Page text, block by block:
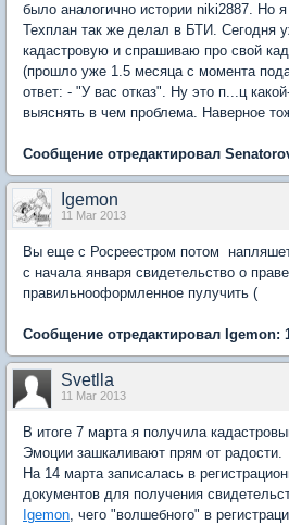
было аналогично истории niki2887. Но
Техплан так же делал в БТИ. Сегодня
кадастровую и спрашиваю про свой
(прошло уже 1.5 месяца с момента
ответ: - "У вас отказ". Ну это п...ц
выяснять в чем проблема. Наверное
Сообщение отредактировал
Igemon
11 Mar 2013
Вы еще с Росреестром потом
с начала января свидетельство о
правильнооформленное пулучить (
Сообщение отредактировал Igemon:
Svetlla
11 Mar 2013
В итоге 7 марта я получила
Эмоции зашкаливают прям от радости.
На 14 марта записалась в
документов для получения
Igemon, чего "волшебного" в